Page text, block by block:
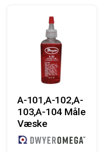
A-101,A-102,A-
103,A-104 Måle
Væske